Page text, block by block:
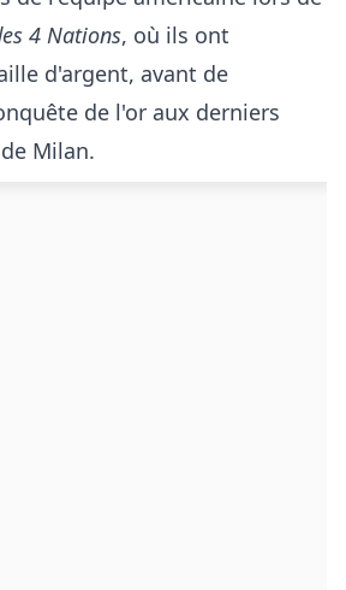
4 Nations, où ils ont
d'argent, avant de
de l'or aux derniers
Milan.